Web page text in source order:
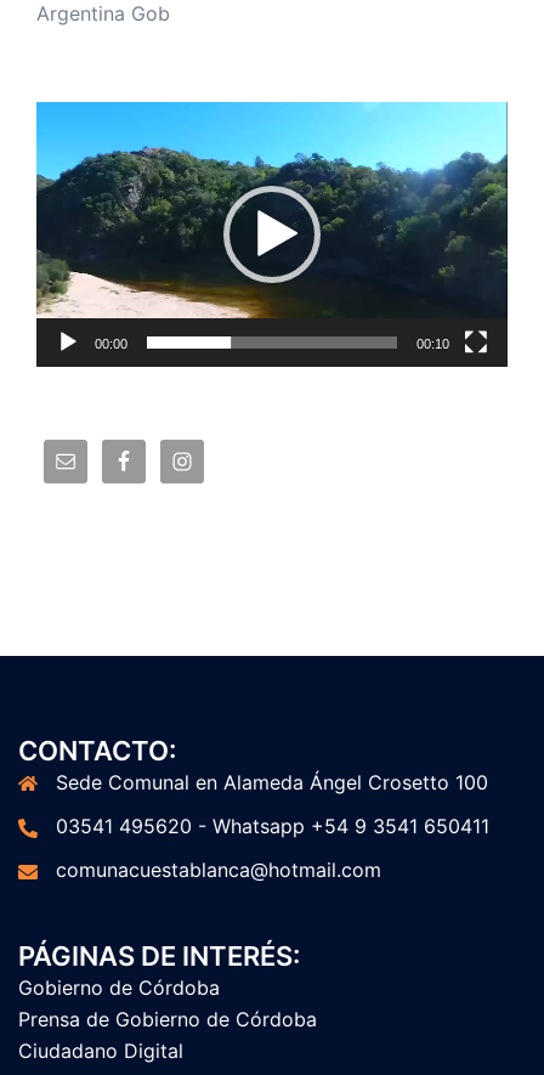
Argentina Gob
vídeo
00:00 00:10
CONTACTO:
Sede Comunal en Alameda Ángel Crosetto 100
03541 495620 - Whatsapp +54 9 3541 650411
comunacuestablanca@hotmail.com
PÁGINAS DE INTERÉS:
Gobierno de Córdoba
Prensa de Gobierno de Córdoba
Ciudadano Digital